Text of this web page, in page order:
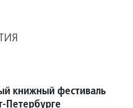
книжный фестиваль
Петербурге